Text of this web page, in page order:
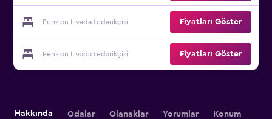
Penzion Livada tedarikçisi Fiyatları Göster
Penzion Livada tedarikçisi Fiyatları Göster
Hakkında Odalar Olanaklar Yorumlar Konum